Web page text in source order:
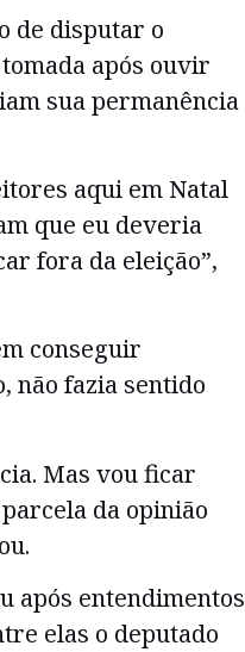
de disputar o
após ouvir
sua permanência
aqui em Natal
que eu deveria
fora da eleição”,
conseguir
não fazia sentido
Mas vou ficar
da opinião
após entendimentos
elas o deputado